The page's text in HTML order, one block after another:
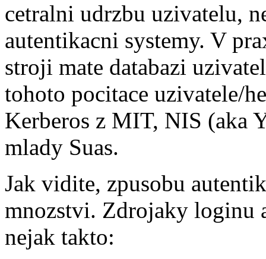
cetralni udrzbu uzivatelu,
autentikacni systemy. V
stroji mate databazi
tohoto pocitace uzivatele/
Kerberos z MIT, NIS (aka
mlady Suas.
Jak vidite, zpusobu
mnozstvi. Zdrojaky loginu
nejak takto: